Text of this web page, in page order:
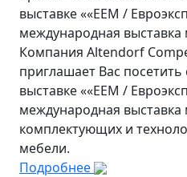
выставке ««ЕЕМ /
международная выставка
Компания Altendorf
приглашает Вас посетить
выставке ««ЕЕМ /
международная выставка
комплектующих и
мебели.
Подробнее